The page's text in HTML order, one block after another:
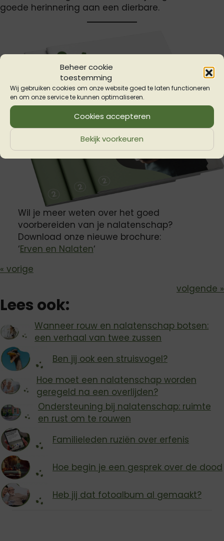
Beheer cookie
toestemming
Wij gebruiken cookies om onze website goed te laten functioneren
en om onze service te kunnen optimaliseren.
Cookies accepteren
Bekijk voorkeuren
goede herinnering aan een dierbare.
Wil je meer weten over het goed
voorbereiden van je nalatenschap?
Download onze nieuwe brochure:
‘Erven en Nalaten‘
Bericht
navigatie
« vorige
volgende »
Lees ook:
Wanneer rouw en nalatenschap botsen:
een verhaal van twee zussen
Ben jij ook een struisvogel?
Hoe moet een nalatenschap worden
geregeld na een overlijden?
Ondersteuning bij nalatenschap: ruimte
en rust om te rouwen
Familieleden ruziën over erfenis
Hoe begin je een gesprek over de dood
Heb jij dat fotoalbum al gemaakt?